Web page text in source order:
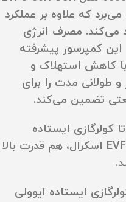
که علاوه بر عملکرد
می‌کند. مصرف انرژی
این کمپرسور پیشرفته
کاهش استهلاک و
و طولانی‌ مدت را برای
تضمین می‌کند.
کولرگازی ایستاده
ایوولی 60000 مدل EVFS-60K-SCR اسکرال، هم قدرت بالا
ایستاده ایوولی